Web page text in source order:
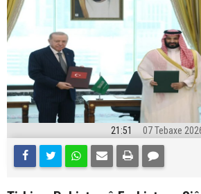
21:51 07 Tebaxe